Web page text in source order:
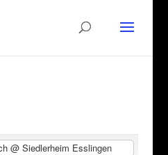
@ Siedlerheim Esslingen